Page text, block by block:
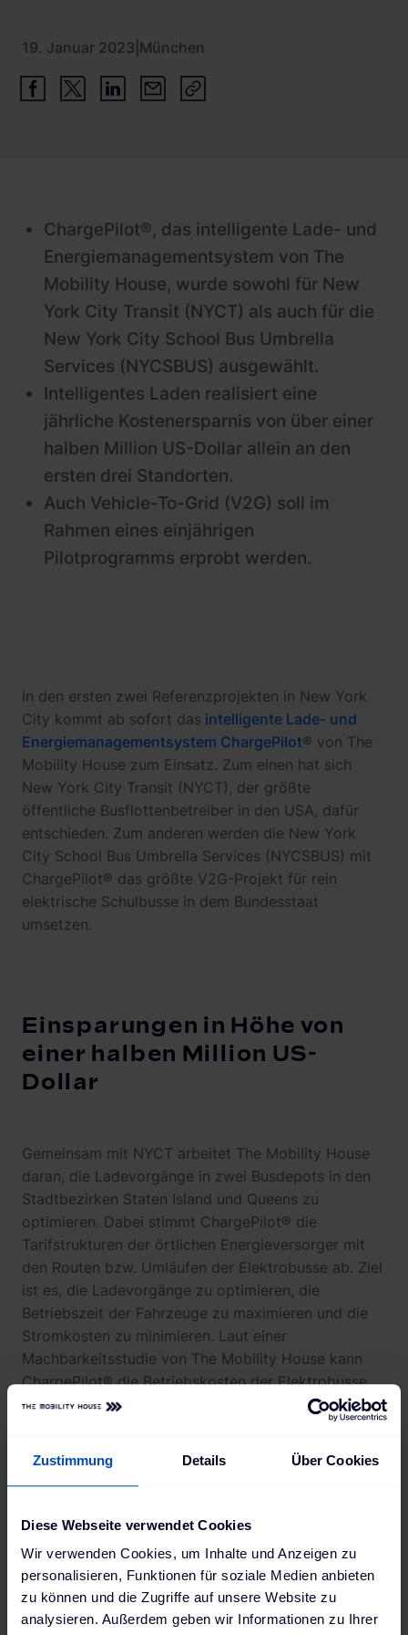
Zustimmung Details Über Cookies
Diese Webseite verwendet Cookies
Wir verwenden Cookies, um Inhalte und Anzeigen zu
personalisieren, Funktionen für soziale Medien anbieten
zu können und die Zugriffe auf unsere Website zu
analysieren. Außerdem geben wir Informationen zu Ihrer
19. Januar 2023 München
ChargePilot®, das intelligente Lade- und
Energiemanagementsystem von The
Mobility House, wurde sowohl für New
York City Transit (NYCT) als auch für die
New York City School Bus Umbrella
Services (NYCSBUS) ausgewählt.
Intelligentes Laden realisiert eine
jährliche Kostenersparnis von über einer
halben Million US-Dollar allein an den
ersten drei Standorten.
Auch Vehicle-To-Grid (V2G) soll im
Rahmen eines einjährigen
Pilotprogramms erprobt werden.
In den ersten zwei Referenzprojekten in New York
City kommt ab sofort das intelligente Lade- und
Energiemanagementsystem ChargePilot® von The
Mobility House zum Einsatz. Zum einen hat sich
New York City Transit (NYCT), der größte
öffentliche Busflottenbetreiber in den USA, dafür
entschieden. Zum anderen werden die New York
City School Bus Umbrella Services (NYCSBUS) mit
ChargePilot® das größte V2G-Projekt für rein
elektrische Schulbusse in dem Bundesstaat
umsetzen.
Einsparungen in Höhe von
einer halben Million US-
Dollar
Gemeinsam mit NYCT arbeitet The Mobility House
daran, die Ladevorgänge in zwei Busdepots in den
Stadtbezirken Staten Island und Queens zu
optimieren. Dabei stimmt ChargePilot® die
Tarifstrukturen der örtlichen Energieversorger mit
den Routen bzw. Umläufen der Elektrobusse ab. Ziel
ist es, die Ladevorgänge zu optimieren, die
Betriebszeit der Fahrzeuge zu maximieren und die
Stromkosten zu minimieren. Laut einer
Machbarkeitsstudie von The Mobility House kann
ChargePilot® die Betriebskosten der Elektrobusse
allein an einem der beiden Betriebshöfe um
annähernd eine halbe Million US-Dollar pro Jahr
V2G sowie kosten- und
energieoptimiertes Laden
Mit V2G erproben NYCSBUS und The Mobility